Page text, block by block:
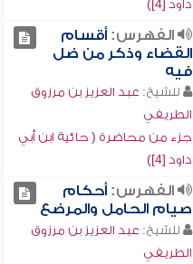
داود [4])
الفهرس:أقسام
القضاء وذكر من ضل
فيه
للشيخ: عبد العزيز بن مرزوق
الطريفي
جزء من محاضرة ( حائية ابن أبي
داود [4])
الفهرس:أحكام
صيام الحامل والمرضع
للشيخ: عبد العزيز بن مرزوق
الطريفي